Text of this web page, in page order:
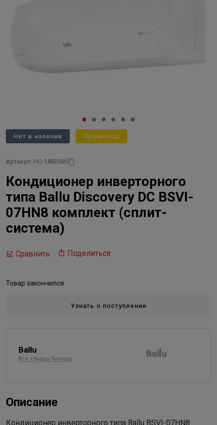
Нет в наличии Промокод
Артикул: НС-1483580
Кондиционер инверторного
типа Ballu Discovery DC BSVI-
07HN8 комплект (сплит-
система)
Сравнить Поделиться
Товар закончился
Узнать о поступлении
Ballu
Все товары бренда
Описание
Кондиционер инверторного типа Ballu BSVI-07HN8